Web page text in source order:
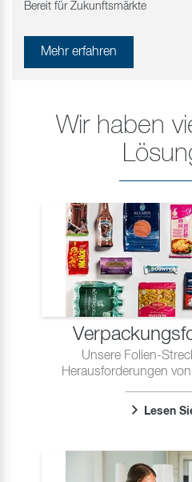
Bereit für Zukunftsmärkte
Mehr erfahren
Wir haben
Unsere Folien-
Herausforderungen
Lesen